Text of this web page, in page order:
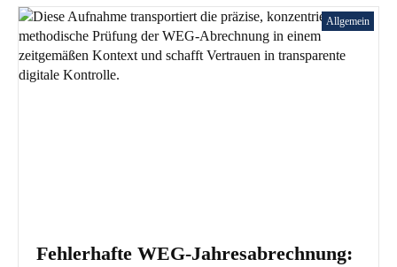
Allgemein
Fehlerhafte WEG-Jahresabrechnung: